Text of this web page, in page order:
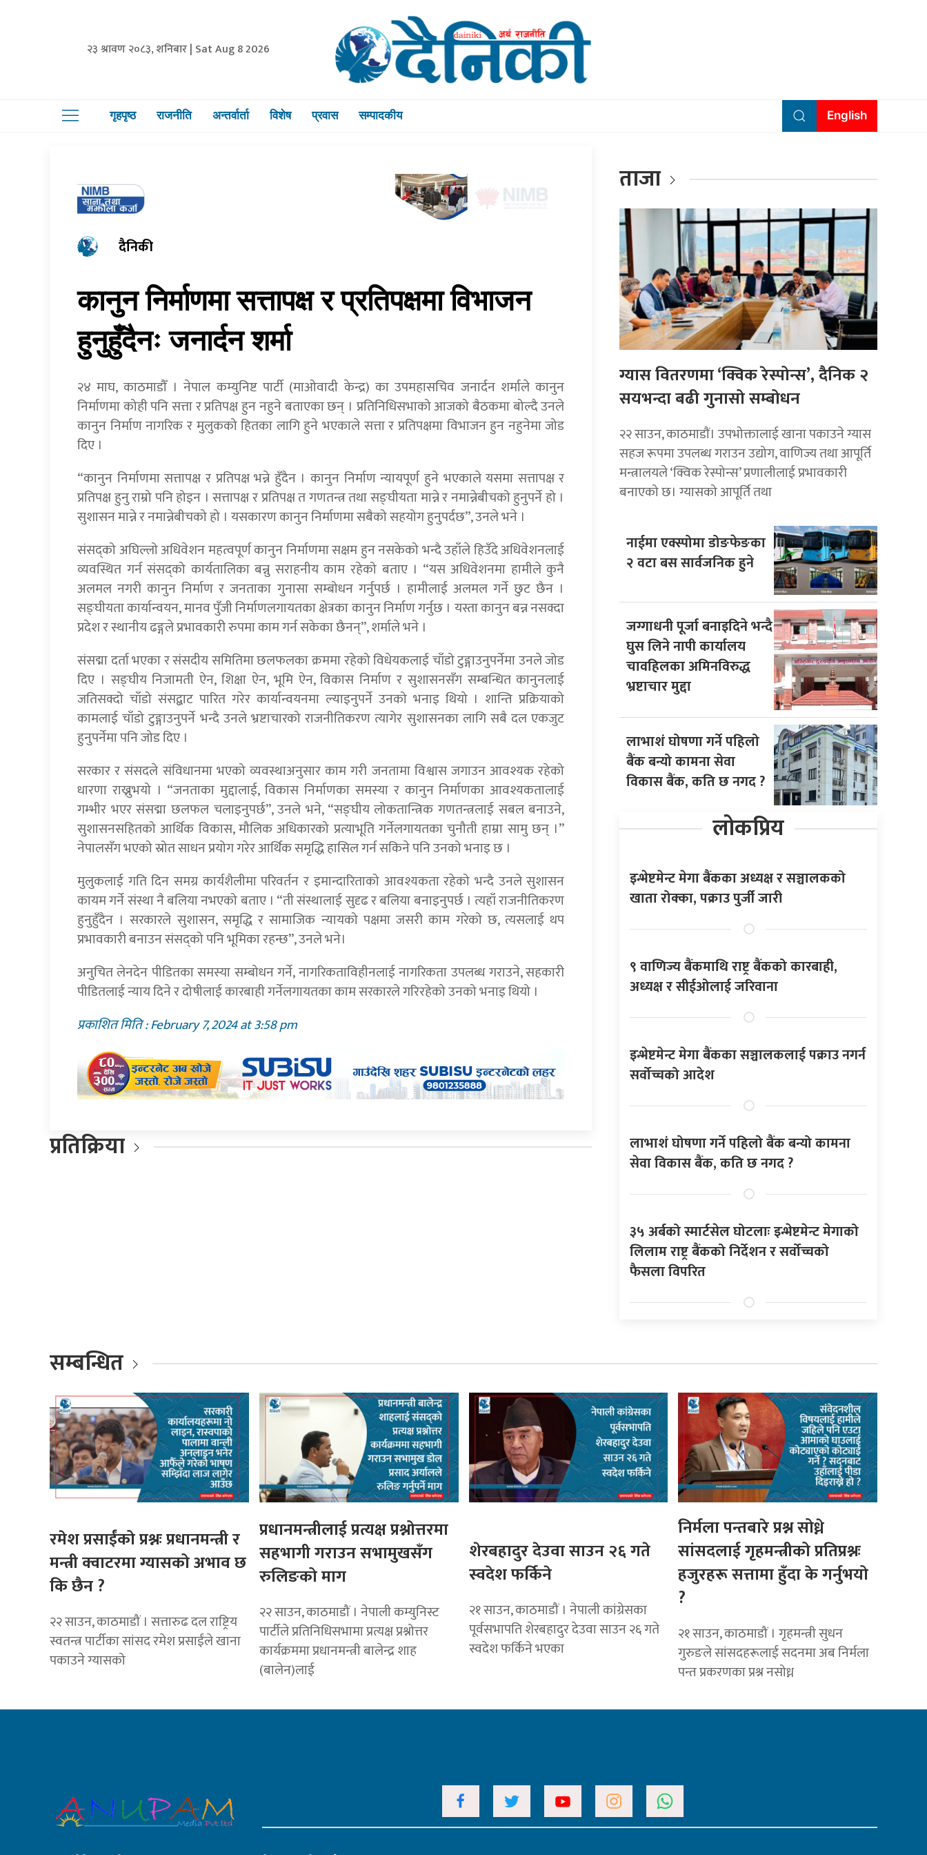
२३ श्रावण २०८३, शनिबार | Sat Aug 8 2026
गृहपृष्ठ राजनीति अन्तर्वार्ता विशेष प्रवास सम्पादकीय English
दैनिकी
कानुन निर्माणमा सत्तापक्ष र प्रतिपक्षमा विभाजन
हुनुहुँदैनः जनार्दन शर्मा
२४ माघ, काठमाडौँ । नेपाल कम्युनिष्ट पार्टी (माओवादी केन्द्र) का उपमहासचिव जनार्दन शर्माले कानुन
निर्माणमा कोही पनि सत्ता र प्रतिपक्ष हुन नहुने बताएका छन् । प्रतिनिधिसभाको आजको बैठकमा बोल्दै उनले
कानुन निर्माण नागरिक र मुलुकको हितका लागि हुने भएकाले सत्ता र प्रतिपक्षमा विभाजन हुन नहुनेमा जोड
दिए ।
“कानुन निर्माणमा सत्तापक्ष र प्रतिपक्ष भन्ने हुँदैन । कानुन निर्माण न्यायपूर्ण हुने भएकाले यसमा सत्तापक्ष र
प्रतिपक्ष हुनु राम्रो पनि होइन । सत्तापक्ष र प्रतिपक्ष त गणतन्त्र तथा सङ्घीयता मान्ने र नमान्नेबीचको हुनुपर्ने हो ।
सुशासन मान्ने र नमान्नेबीचको हो । यसकारण कानुन निर्माणमा सबैको सहयोग हुनुपर्दछ”, उनले भने ।
संसद्को अघिल्लो अधिवेशन महत्वपूर्ण कानुन निर्माणमा सक्षम हुन नसकेको भन्दै उहाँले हिउँदे अधिवेशनलाई
व्यवस्थित गर्न संसद्को कार्यतालिका बन्नु सराहनीय काम रहेको बताए । “यस अधिवेशनमा हामीले कुनै
अलमल नगरी कानुन निर्माण र जनताका गुनासा सम्बोधन गर्नुपर्छ । हामीलाई अलमल गर्ने छुट छैन ।
सङ्घीयता कार्यान्वयन, मानव पुँजी निर्माणलगायतका क्षेत्रका कानुन निर्माण गर्नुछ । यस्ता कानुन बन्न नसक्दा
प्रदेश र स्थानीय ढङ्गले प्रभावकारी रुपमा काम गर्न सकेका छैनन्”, शर्माले भने ।
संसद्मा दर्ता भएका र संसदीय समितिमा छलफलका क्रममा रहेको विधेयकलाई चाँडो टुङ्गाउनुपर्नेमा उनले जोड
दिए । सङ्घीय निजामती ऐन, शिक्षा ऐन, भूमि ऐन, विकास निर्माण र सुशासनसँग सम्बन्धित कानुनलाई
जतिसक्दो चाँडो संसद्बाट पारित गरेर कार्यान्वयनमा ल्याइनुपर्ने उनको भनाइ थियो । शान्ति प्रक्रियाको
कामलाई चाँडो टुङ्गाउनुपर्ने भन्दै उनले भ्रष्टाचारको राजनीतिकरण त्यागेर सुशासनका लागि सबै दल एकजुट
हुनुपर्नेमा पनि जोड दिए ।
सरकार र संसदले संविधानमा भएको व्यवस्थाअनुसार काम गरी जनतामा विश्वास जगाउन आवश्यक रहेको
धारणा राख्नुभयो । “जनताका मुद्दालाई, विकास निर्माणका समस्या र कानुन निर्माणका आवश्यकतालाई
गम्भीर भएर संसद्मा छलफल चलाइनुपर्छ”, उनले भने, “सङ्घीय लोकतान्त्रिक गणतन्त्रलाई सबल बनाउने,
सुशासनसहितको आर्थिक विकास, मौलिक अधिकारको प्रत्याभूति गर्नेलगायतका चुनौती हाम्रा सामु छन् ।”
नेपालसँग भएको स्रोत साधन प्रयोग गरेर आर्थिक समृद्धि हासिल गर्न सकिने पनि उनको भनाइ छ ।
मुलुकलाई गति दिन समग्र कार्यशैलीमा परिवर्तन र इमान्दारिताको आवश्यकता रहेको भन्दै उनले सुशासन
कायम गर्ने संस्था नै बलिया नभएको बताए । “ती संस्थालाई सुदृढ र बलिया बनाइनुपर्छ । त्यहाँ राजनीतिकरण
हुनुहुँदैन । सरकारले सुशासन, समृद्धि र सामाजिक न्यायको पक्षमा जसरी काम गरेको छ, त्यसलाई थप
प्रभावकारी बनाउन संसद्को पनि भूमिका रहन्छ”, उनले भने।
अनुचित लेनदेन पीडितका समस्या सम्बोधन गर्ने, नागरिकताविहीनलाई नागरिकता उपलब्ध गराउने, सहकारी
पीडितलाई न्याय दिने र दोषीलाई कारबाही गर्नेलगायतका काम सरकारले गरिरहेको उनको भनाइ थियो ।
प्रकाशित मिति : February 7, 2024 at 3:58 pm
प्रतिक्रिया
ताजा
ग्यास वितरणमा ‘क्विक रेस्पोन्स’, दैनिक २
सयभन्दा बढी गुनासो सम्बोधन
२२ साउन, काठमाडाैं। उपभोक्तालाई खाना पकाउने ग्यास
सहज रूपमा उपलब्ध गराउन उद्योग, वाणिज्य तथा आपूर्ति
मन्त्रालयले ‘क्विक रेस्पोन्स’ प्रणालीलाई प्रभावकारी
बनाएको छ। ग्यासको आपूर्ति तथा
नाईमा एक्स्पोमा डोङफेङका
२ वटा बस सार्वजनिक हुने
जग्गाधनी पूर्जा बनाइदिने भन्दै
घुस लिने नापी कार्यालय
चावहिलका अमिनविरुद्ध
भ्रष्टाचार मुद्दा
लाभाशं घोषणा गर्ने पहिलो
बैंक बन्यो कामना सेवा
विकास बैंक, कति छ नगद ?
लोकप्रिय
इन्भेष्टमेन्ट मेगा बैंकका अध्यक्ष र सञ्चालकको
खाता रोक्का, पक्राउ पुर्जी जारी
९ वाणिज्य बैंकमाथि राष्ट्र बैंकको कारबाही,
अध्यक्ष र सीईओलाई जरिवाना
इन्भेष्टमेन्ट मेगा बैंकका सञ्चालकलाई पक्राउ नगर्न
सर्वोच्चको आदेश
लाभाशं घोषणा गर्ने पहिलो बैंक बन्यो कामना
सेवा विकास बैंक, कति छ नगद ?
३५ अर्बको स्मार्टसेल घोटलाः इन्भेष्टमेन्ट मेगाको
लिलाम राष्ट्र बैंकको निर्देशन र सर्वोच्चको
फैसला विपरित
सम्बन्धित
रमेश प्रसाईंको प्रश्नः प्रधानमन्त्री र
मन्त्री क्वाटरमा ग्यासको अभाव छ
कि छैन ?
२२ साउन, काठमाडौं । सत्तारुढ दल राष्ट्रिय
स्वतन्त्र पार्टीका सांसद रमेश प्रसाईंले खाना
पकाउने ग्यासको
प्रधानमन्त्रीलाई प्रत्यक्ष प्रश्नोत्तरमा
सहभागी गराउन सभामुखसँग
रुलिङको माग
२२ साउन, काठमाडौं । नेपाली कम्युनिस्ट
पार्टीले प्रतिनिधिसभामा प्रत्यक्ष प्रश्नोत्तर
कार्यक्रममा प्रधानमन्त्री बालेन्द्र शाह
(बालेन)लाई
शेरबहादुर देउवा साउन २६ गते
स्वदेश फर्किने
२१ साउन, काठमाडौं । नेपाली कांग्रेसका
पूर्वसभापति शेरबहादुर देउवा साउन २६ गते
स्वदेश फर्किने भएका
निर्मला पन्तबारे प्रश्न सोध्ने
सांसदलाई गृहमन्त्रीको प्रतिप्रश्नः
हजुरहरू सत्तामा हुँदा के गर्नुभयो
?
२१ साउन, काठमाडौं । गृहमन्त्री सुधन
गुरुङले सांसदहरूलाई सदनमा अब निर्मला
पन्त प्रकरणका प्रश्न नसोध्न